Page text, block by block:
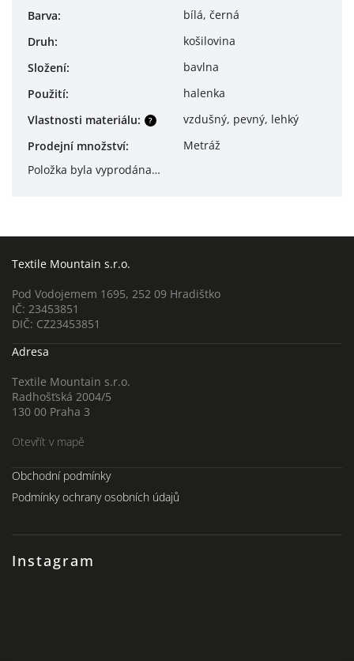
Barva:
bílá, černá
Druh:
košilovina
Složení:
bavlna
Použití: halenka
?
Vlastnosti materiálu:
vzdušný, pevný, lehký
Prodejní množství:
Metráž
Položka byla vyprodána…
Textile Mountain s.r.o.
Pod Vodojemem 1695, 252 09 Hradištko
IČ: 23453851
DIČ: CZ23453851
Adresa
Textile Mountain s.r.o.
Radhošťská 2004/5
130 00 Praha 3
Otevřít v mapě
Instagram
Obchodní podmínky
Podmínky ochrany osobních údajů